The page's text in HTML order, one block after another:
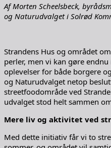
Af Morten Scheelsbeck,
og Naturudvalget i Solrød
Strandens Hus og området
perler, men vi kan gøre
oplevelser for både borgere
og Naturudvalget netop
streetfoodområde ved
udvalget stod helt sammen
Mere liv og aktivitet ved
Med dette initiativ får vi to